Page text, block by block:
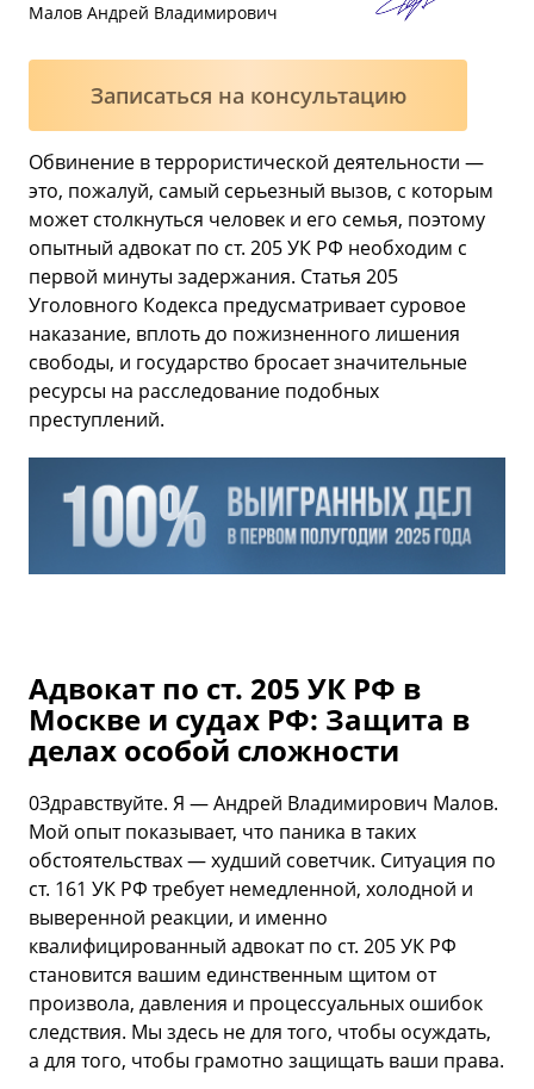
Малов Андрей Владимирович
Записаться на консультацию
Обвинение в террористической деятельности —
это, пожалуй, самый серьезный вызов, с которым
может столкнуться человек и его семья, поэтому
опытный адвокат по ст. 205 УК РФ необходим с
первой минуты задержания. Статья 205
Уголовного Кодекса предусматривает суровое
наказание, вплоть до пожизненного лишения
свободы, и государство бросает значительные
ресурсы на расследование подобных
преступлений.
Адвокат по ст. 205 УК РФ в
Москве и судах РФ: Защита в
делах особой сложности
0Здравствуйте. Я — Андрей Владимирович Малов.
Мой опыт показывает, что паника в таких
обстоятельствах — худший советчик. Ситуация по
ст. 161 УК РФ требует немедленной, холодной и
выверенной реакции, и именно
квалифицированный адвокат по ст. 205 УК РФ
становится вашим единственным щитом от
произвола, давления и процессуальных ошибок
следствия. Мы здесь не для того, чтобы осуждать,
а для того, чтобы грамотно защищать ваши права.